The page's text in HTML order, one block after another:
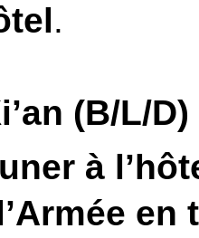
.
(B/L/D)
à